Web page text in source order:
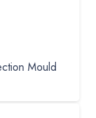
Mould